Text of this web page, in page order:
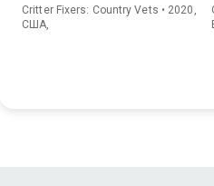
Critter Fixers: Country Vets • 2020,
США,